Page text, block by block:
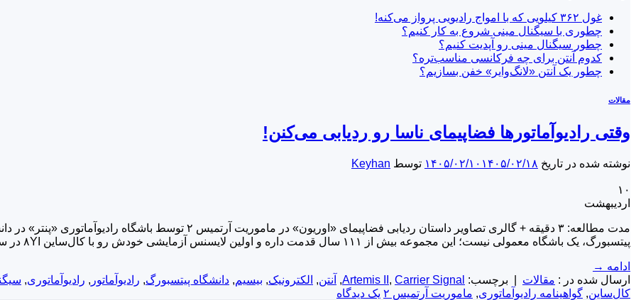
غول ۳۶۲ کیلویی که با امواج رادیویی پرواز می‌کنه!
چطوری با سیگنال مینی شروع به کار کنیم؟
چطور سیگنال مینی رو آپدیت کنیم؟
کدوم آنتن برای چه فرکانسی مناسب‌تره؟
چطور یک آنتن «لانگ‌وایر» خفن بسازیم؟
مقالات
وقتی رادیوآماتورها فضاپیمای ناسا رو ردیابی می‌کنن!
نوشته شده در تاریخ ۱۴۰۵/۰۲/۱۰ ۱۴۰۵/۰۲/۱۸ توسط Keyhan
۱۰
اردیبهشت
پیتسبورگ، یک باشگاه معمولی نیست؛ این مجموعه بیش از ۱۱۱ سال قدمت داره و اولین لایسنس آزمایشی خودش رو با کال‌ساین ۸YI در سال ۱۹۱۵ (سال ۱۲۹۳ […]
ادامه →
ارسال شده در : مقالات برچسب: Artemis II , Carrier Signal
, آنتن, الکترونیک, بیسیم, دانشگاه پیتسبورگ, رادیوآماتور , رادیوآماتوری,
کال‌ساین, گواهینامه رادیوآماتوری, ماموریت آرتمیس ۲ یک دیدگاه